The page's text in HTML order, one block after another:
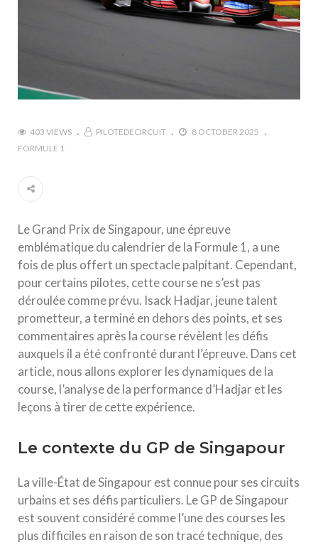
403 VIEWS PILOTEDECIRCUIT
8 OCTOBER 2025
FORMULE 1
Le Grand Prix de Singapour, une épreuve
emblématique du calendrier de la Formule 1, a une
fois de plus offert un spectacle palpitant. Cependant,
pour certains pilotes, cette course ne s’est pas
déroulée comme prévu. Isack Hadjar, jeune talent
prometteur, a terminé en dehors des points, et ses
commentaires après la course révèlent les défis
auxquels il a été confronté durant l’épreuve. Dans cet
article, nous allons explorer les dynamiques de la
course, l’analyse de la performance d’Hadjar et les
leçons à tirer de cette expérience.
Le contexte du GP de Singapour
La ville-État de Singapour est connue pour ses circuits
urbains et ses défis particuliers. Le GP de Singapour
est souvent considéré comme l’une des courses les
plus difficiles en raison de son tracé technique, des